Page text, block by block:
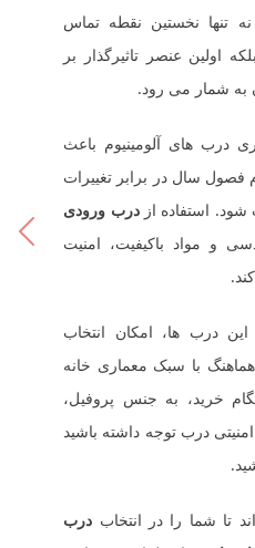
نه تنها نخستین نقطه تماس
اولین عنصر تاثیرگذار بر
به شمار می ‌رود.
درب ‌های آلومینیوم باعث
فصول سال در برابر تغییرات
استفاده ازدرب ورودی
و مواد باکیفیت، امنیت
درب ‌ها، امکان انتخاب
با سبک معماری خانه
خرید، به جنس پروفیل،
درب توجه داشته باشید
تا شما را در انتخاب درب